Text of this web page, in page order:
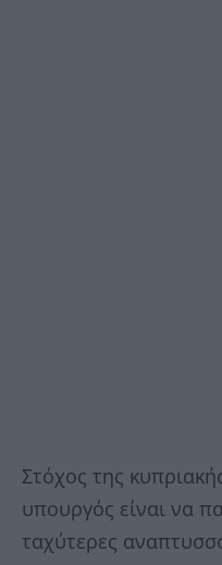
Στόχος της
υπουργός είναι να
ταχύτερες